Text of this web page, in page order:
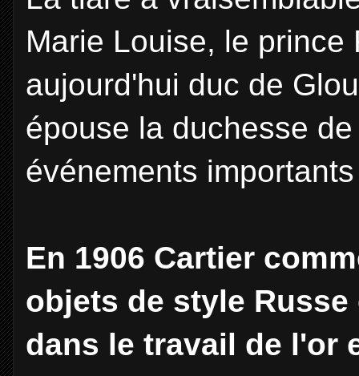
Marie Louise, le prince
aujourd'hui duc de
épouse la duchesse
événements
En 1906 Cartier
objets de style
dans le travail de l'or